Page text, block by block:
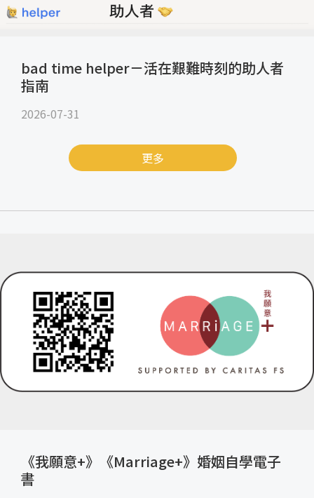
bad time helper－活在艱難時刻的助人者
指南
2026-07-31
更多
《我願意+》《Marriage+》婚姻自學電子
書